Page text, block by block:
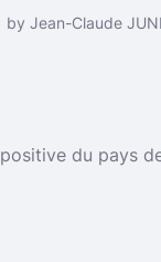
by Jean-Claude
du pays